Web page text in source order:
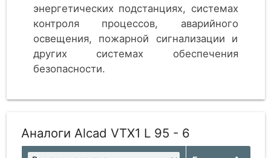
энергетических подстанциях, системах
контроля процессов, аварийного
освещения, пожарной сигнализации и
других системах обеспечения
безопасности.
предназначены для длинных разрядов.
Европе.
Аналоги Alcad VTX1 L 95 - 6